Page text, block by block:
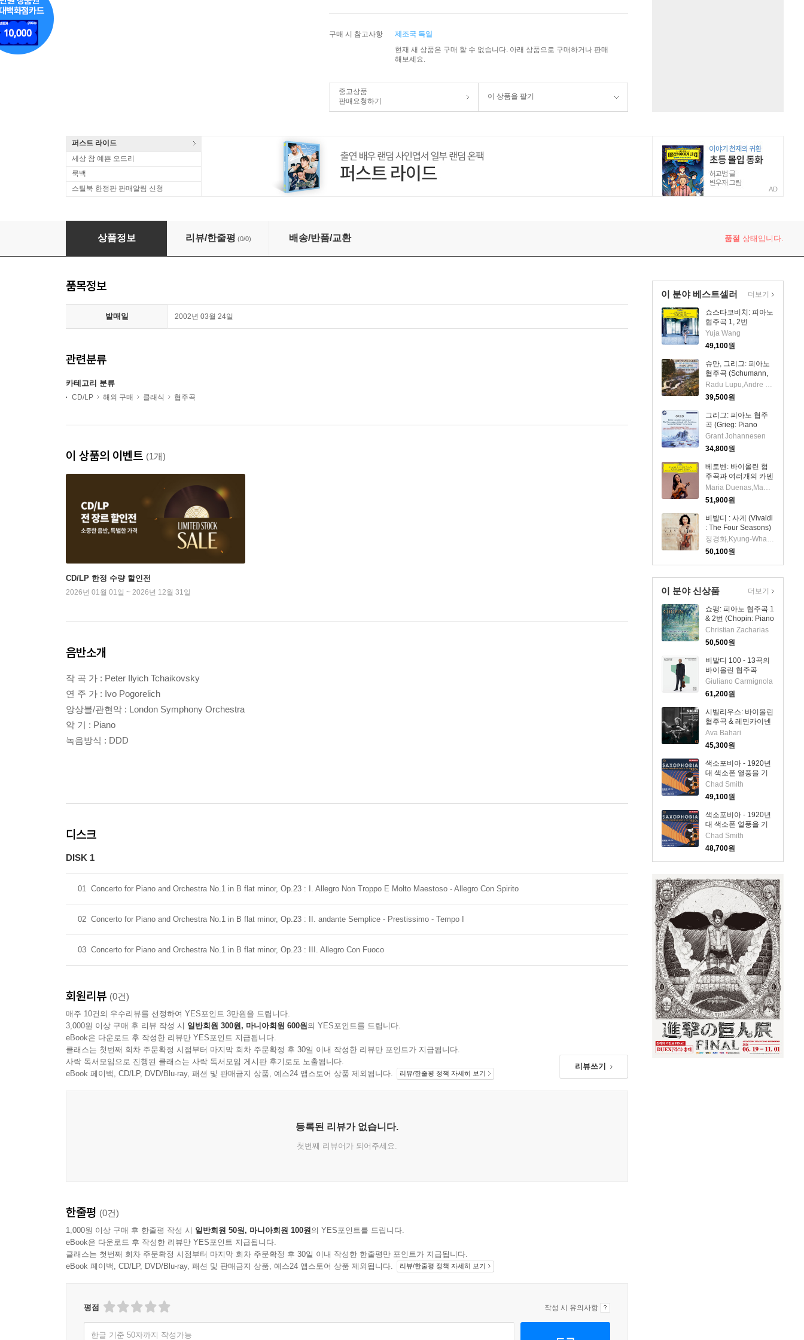
구매 시 참고사항
제조국 독일
현재 새 상품은 구매 할 수 없습니다. 아래 상품으로 구매하거나 판매
해보세요.
중고상품
판매요청하기
이 상품을 팔기
퍼스트 라이드
세상 참 예쁜 오드리
룩백
스틸북 한정판 판매알림 신청
AD
차이코프스키 : 피아노 협주곡 1번 (Tchaikovsky : Piano Concerto No.1 Op.23)(CD) - Ivo Pogorelich
상품정보 리뷰/한줄평 (0/0) 배송/반품/교환 품절 상태입니다.
이 분야 베스트셀러
쇼스타코비치: 피아노
협주곡 1, 2번
(Shostakovich: Piano
Concertos No.1 &
No.2) (UHQCD)(일본
반) - Yuja Wang
Yuja Wang
49,100원
슈만, 그리그: 피아노
협주곡 (Schumann,
Grieg: Piano
Concerto) (UHQCD)
(일본반) - Radu Lupu
Radu Lupu,Andre Previn
39,500원
그리그: 피아노 협주
곡 (Grieg: Piano
Concerto In A Minor,
Op.16)(CD) - Grant
Johannesen
Grant Johannesen
34,800원
베토벤: 바이올린 협
주곡과 여러개의 카덴
차 (Beethoven: Violin
Concerto &
Cadenzas) (2Hi-Res
CD (MQA x UHQCD)
(일본반) - Maria
Maria Duenas,Manfred Honeck
51,900원
비발디 : 사계 (Vivaldi
: The Four Seasons)
(LP) - 정경화 (Kyung-
Wha Chung)
정경화,Kyung-Wha Chung
50,100원
더보기
이 분야 신상품
쇼팽: 피아노 협주곡 1
& 2번 (Chopin: Piano
Concertos Nos.1 &
2) (SACD Hybrid) -
Christian Zacharias
Christian Zacharias
50,500원
비발디 100 - 13곡의
바이올린 협주곡
(Vivaldi 100. 13
Violin Concertos)
(2CD) - Giuliano
Carmignola
Giuliano Carmignola
61,200원
시벨리우스: 바이올린
협주곡 & 레민카이넨
모음곡 (Sibelius:
Violin Concerto &
Lemminkainen
Suite)(CD) - Ava
Bahari
Ava Bahari
45,300원
색소포비아 - 1920년
대 색소폰 열풍을 기
리며 (Saxophobia -
Celebrating the Sax
Craze of the 1920s)
(SACD Hybrid) -
Chad Smith
Chad Smith
49,100원
색소포비아 - 1920년
대 색소폰 열풍을 기
리며 (Saxophobia -
Celebrating the Sax
Craze of the 1920s)
(SACD Hybrid) -
Chad Smith
48,700원
더보기
품목정보
발매일 2002년 03월 24일
관련분류
카테고리 분류
CD/LP 해외 구매 클래식 협주곡
이 상품의 이벤트 (1개)
CD/LP 한정 수량 할인전
2026년 01월 01일 ~ 2026년 12월 31일
음반소개
작 곡 가 : Peter Ilyich Tchaikovsky
연 주 가 : Ivo Pogorelich
앙상블/관현악 : London Symphony Orchestra
악 기 : Piano
녹음방식 : DDD
디스크
DISK 1
01 Concerto for Piano and Orchestra No.1 in B flat minor, Op.23 : I. Allegro Non Troppo E Molto Maestoso - Allegro Con Spirito
02 Concerto for Piano and Orchestra No.1 in B flat minor, Op.23 : II. andante Semplice - Prestissimo - Tempo I
03 Concerto for Piano and Orchestra No.1 in B flat minor, Op.23 : III. Allegro Con Fuoco
회원리뷰 (0건)
매주 10건의 우수리뷰를 선정하여 YES포인트 3만원을 드립니다.
3,000원 이상 구매 후 리뷰 작성 시 일반회원 300원, 마니아회원 600원의 YES포인트를 드립니다.
eBook은 다운로드 후 작성한 리뷰만 YES포인트 지급됩니다.
클래스는 첫번째 회차 주문확정 시점부터 마지막 회차 주문확정 후 30일 이내 작성한 리뷰만 포인트가 지급됩니다.
사락 독서모임으로 진행된 클래스는 사락 독서모임 게시판 후기로도 노출됩니다.
eBook 페이백, CD/LP, DVD/Blu-ray, 패션 및 판매금지 상품, 예스24 앱스토어 상품 제외됩니다.
리뷰/한줄평 정책 자세히 보기
리뷰쓰기
등록된 리뷰가 없습니다.
첫번째 리뷰어가 되어주세요.
한줄평 (0건)
1,000원 이상 구매 후 한줄평 작성 시 일반회원 50원, 마니아회원 100원의 YES포인트를 드립니다.
eBook은 다운로드 후 작성한 리뷰만 YES포인트 지급됩니다.
클래스는 첫번째 회차 주문확정 시점부터 마지막 회차 주문확정 후 30일 이내 작성한 한줄평만 포인트가 지급됩니다.
eBook 페이백, CD/LP, DVD/Blu-ray, 패션 및 판매금지 상품, 예스24 앱스토어 상품 제외됩니다.
리뷰/한줄평 정책 자세히 보기
평점 작성 시 유의사항
한글 기준 50자까지 작성가능